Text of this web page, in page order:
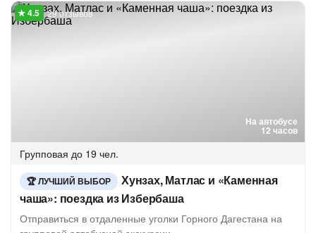
На автобусе
12 часов
29 отзывов
Групповая до 19 чел.
ЛУЧШИЙ ВЫБОР
Хунзах, Матлас и «Каменная
чаша»: поездка из Избербаша
Отправиться в отдаленные уголки Горного Дагестана на